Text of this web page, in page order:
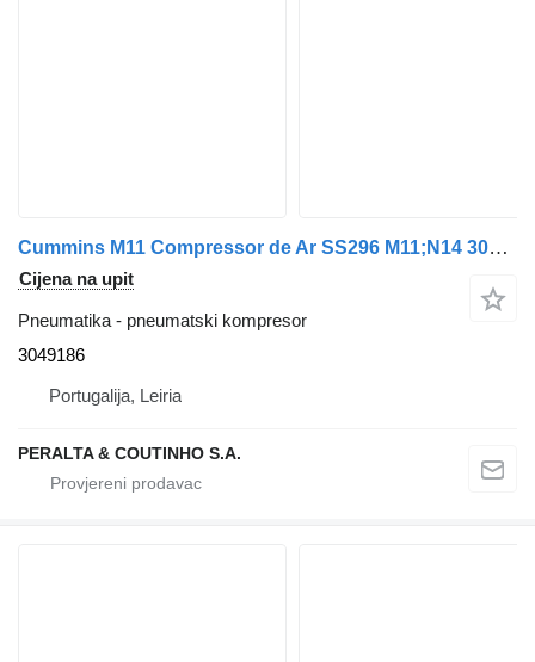
Cummins M11 Compressor de Ar SS296 M11;N14 3049186 pneumatski kompresor za Cummins kamiona
Cijena na upit
Pneumatika - pneumatski kompresor
3049186
Portugalija, Leiria
PERALTA & COUTINHO S.A.